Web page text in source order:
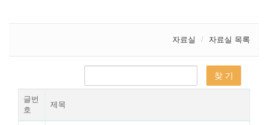
자료실 자료실 목록
글번
호
제목